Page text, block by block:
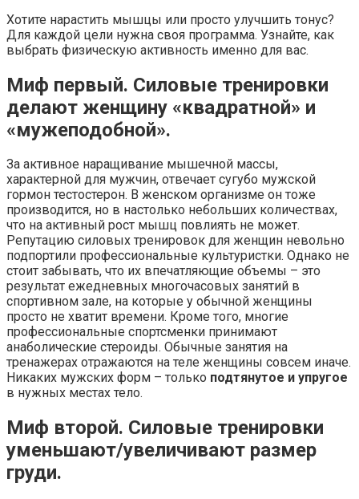
Хотите нарастить мышцы или просто улучшить тонус?
Для каждой цели нужна своя программа. Узнайте, как
выбрать физическую активность именно для вас.
Миф первый. Силовые тренировки
делают женщину «квадратной» и
«мужеподобной».
За активное наращивание мышечной массы,
характерной для мужчин, отвечает сугубо мужской
гормон тестостерон. В женском организме он тоже
производится, но в настолько небольших количествах,
что на активный рост мышц повлиять не может.
Репутацию силовых тренировок для женщин невольно
подпортили профессиональные культуристки. Однако не
стоит забывать, что их впечатляющие объемы – это
результат ежедневных многочасовых занятий в
спортивном зале, на которые у обычной женщины
просто не хватит времени. Кроме того, многие
профессиональные спортсменки принимают
анаболические стероиды. Обычные занятия на
тренажерах отражаются на теле женщины совсем иначе.
Никаких мужских форм – только подтянутое и упругое
в нужных местах тело.
Миф второй. Силовые тренировки
уменьшают/увеличивают размер
груди.